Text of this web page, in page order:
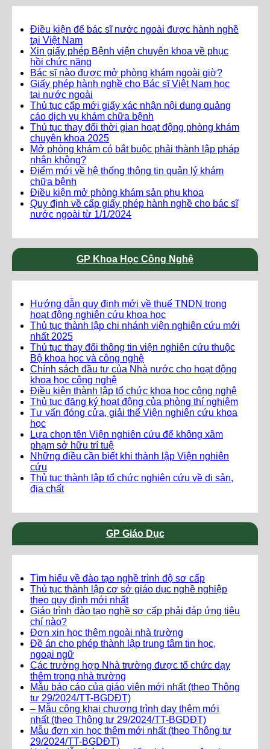
Điều kiện để bác sĩ nước ngoài được hành nghề
tại Việt Nam
Xin giấy phép Bệnh viện chuyên khoa về phục
hồi chức năng
Bác sĩ nào được mở phòng khám ngoài giờ?
Giấy phép hành nghề cho Bác sĩ Việt Nam học
tại nước ngoài
Thủ tục cấp mới giấy xác nhận nội dung quảng
cáo dịch vụ khám chữa bệnh
Thủ tục thay đổi thời gian hoạt động phòng khám
chuyên khoa 2025
Mở phòng khám có bắt buộc phải thành lập pháp
nhân không?
Điểm mới về hệ thống thông tin quản lý khám
chữa bệnh
Điều kiện mở phòng khám sản phụ khoa
Quy định về cấp giấy phép hành nghề cho bác sĩ
nước ngoài từ 1/1/2024
GP Khoa Học Công Nghệ
Hướng dẫn quy định mới về thuế TNDN trong
hoạt động nghiên cứu khoa học
Thủ tục thành lập chi nhánh viện nghiên cứu mới
nhất 2025
Thủ tục thay đổi thông tin viện nghiên cứu thuộc
Bộ khoa học và công nghệ
Chính sách đầu tư của Nhà nước cho hoạt động
khoa học công nghệ
Điều kiện thành lập tổ chức khoa học công nghệ
Thủ tục đăng ký hoạt động của phòng thí nghiệm
Tư vấn đóng cửa, giải thể Viện nghiên cứu khoa
học
Lựa chọn tên Viện nghiên cứu để không xâm
phạm sở hữu trí tuệ
Những điều cần biết khi thành lập Viện nghiên
cứu
Thủ tục thành lập tổ chức nghiên cứu về di sản,
địa chất
GP Giáo Dục
Tìm hiểu về đào tạo nghề trình độ sơ cấp
Thủ tục thành lập cơ sở giáo dục nghề nghiệp
theo quy định mới nhất
Giáo trình đào tạo nghề sơ cấp phải đáp ứng tiêu
chí nào?
Đơn xin học thêm ngoài nhà trường
Đề án cho phép thành lập trung tâm tin học,
ngoại ngữ
Các trường hợp Nhà trường được tổ chức dạy
thêm trong nhà trường
Mẫu báo cáo của giáo viên mới nhất (theo Thông
tư 29/2024/TT-BGDĐT)
– Mẫu công khai chương trình dạy thêm mới
nhất (theo Thông tư 29/2024/TT-BGDĐT)
Mẫu đơn xin học thêm mới nhất (theo Thông tư
29/2024/TT-BGDĐT)